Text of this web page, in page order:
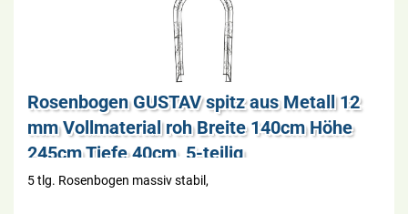
Ro­sen­bo­gen GUS­TAV spitz aus Me­tall 12
mm Voll­ma­te­ri­al roh Brei­te 140cm Höhe
245cm Tiefe 40cm, 5-​tei­lig
5 tlg. Ro­sen­bo­gen mas­siv sta­bil,